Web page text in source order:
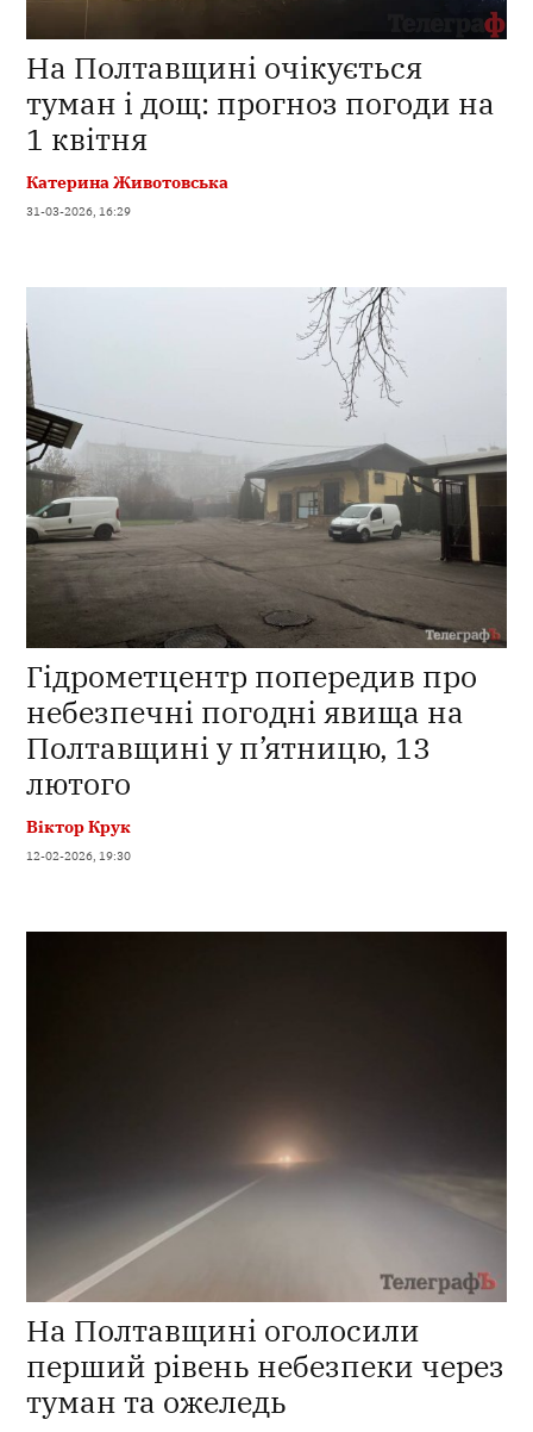
На Полтавщині очікується
туман і дощ: прогноз погоди на
1 квітня
Катерина Животовська
31-03-2026, 16:29
Гідрометцентр попередив про
небезпечні погодні явища на
Полтавщині у п’ятницю, 13
лютого
Віктор Крук
12-02-2026, 19:30
На Полтавщині оголосили
перший рівень небезпеки через
туман та ожеледь